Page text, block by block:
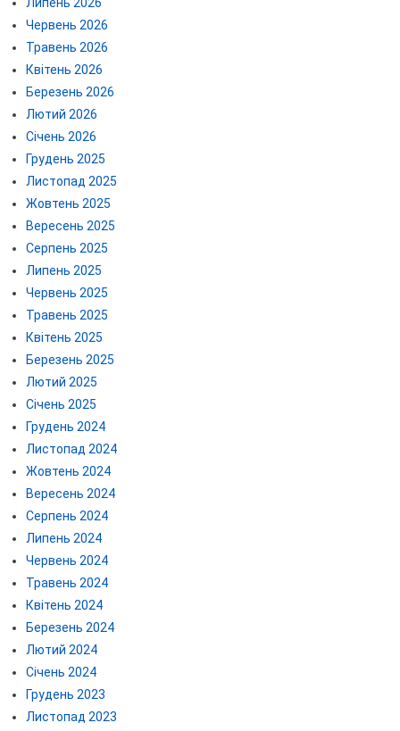
Липень 2026
Червень 2026
Травень 2026
Квітень 2026
Березень 2026
Лютий 2026
Січень 2026
Грудень 2025
Листопад 2025
Жовтень 2025
Вересень 2025
Серпень 2025
Липень 2025
Червень 2025
Травень 2025
Квітень 2025
Березень 2025
Лютий 2025
Січень 2025
Грудень 2024
Листопад 2024
Жовтень 2024
Вересень 2024
Серпень 2024
Липень 2024
Червень 2024
Травень 2024
Квітень 2024
Березень 2024
Лютий 2024
Січень 2024
Грудень 2023
Листопад 2023